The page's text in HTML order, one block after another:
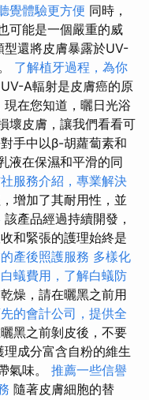
覺體驗更方便 同時，
可能是一個嚴重的威
型還將皮膚暴露於UV-
了解植牙過程，為你
A輻射是皮膚癌的原
現在您知道，曬日光浴
壞皮膚，讓我們看看可
手中以β-胡蘿蔔素和
液在保濕和平滑的同
服務介紹，專業解決
增加了其耐用性，並
該產品經過持續開發，
和緊張的護理始終是
產後照護服務 多樣化
蟻費用，了解白蟻防
燥，請在曬黑之前用
的會計公司，提供全
黑之前剝皮後，不要
理成分富含自粉的維生
氣味。 推薦一些信譽
隨著皮膚細胞的替